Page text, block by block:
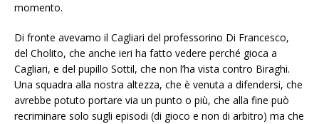
momento.
Di fronte avevamo il Cagliari del professorino Di Francesco,
del Cholito, che anche ieri ha fatto vedere perché gioca a
Cagliari, e del pupillo Sottil, che non l’ha vista contro Biraghi.
Una squadra alla nostra altezza, che è venuta a difendersi, che
avrebbe potuto portare via un punto o più, che alla fine può
recriminare solo sugli episodi (di gioco e non di arbitro) ma che